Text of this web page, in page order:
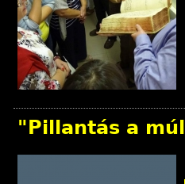
n
d
"Pillantás a